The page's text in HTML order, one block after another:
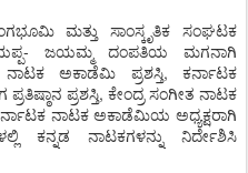
ಮತ್ತು ಸಾಂಸ್ಕೃತಿಕ ಸಂಘಟಕ
ಜಯಮ್ಮ ದಂಪತಿಯ ಮಗನಾಗಿ
ಅಕಾಡೆಮಿ ಪ್ರಶಸ್ತಿ, ಕರ್ನಾಟಕ
ಪ್ರಶಸ್ತಿ, ಕೇಂದ್ರ ಸಂಗೀತ ನಾಟಕ
ನಾಟಕ ಅಕಾಡೆಮಿಯ ಅಧ್ಯಕ್ಷರಾಗಿ
ಕನ್ನಡ ನಾಟಕಗಳನ್ನು ನಿರ್ದೇಶಿಸಿ